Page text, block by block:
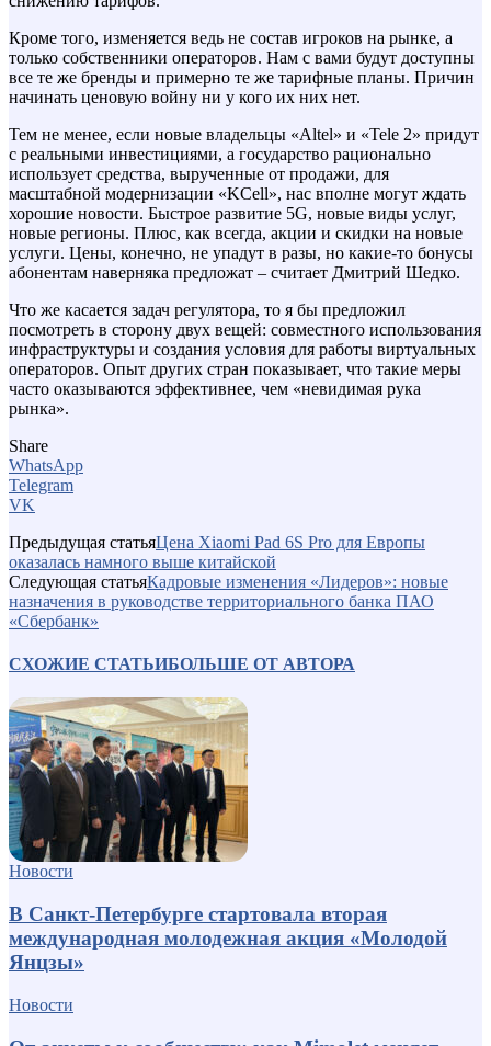
Кроме того, изменяется ведь не состав игроков на рынке, а
только собственники операторов. Нам с вами будут доступны
все те же бренды и примерно те же тарифные планы. Причин
начинать ценовую войну ни у кого их них нет.
Тем не менее, если новые владельцы «Altel» и «Tele 2» придут
с реальными инвестициями, а государство рационально
использует средства, вырученные от продажи, для
масштабной модернизации «KCell», нас вполне могут ждать
хорошие новости. Быстрое развитие 5G, новые виды услуг,
новые регионы. Плюс, как всегда, акции и скидки на новые
услуги. Цены, конечно, не упадут в разы, но какие-то бонусы
абонентам наверняка предложат – считает Дмитрий Шедко.
Что же касается задач регулятора, то я бы предложил
посмотреть в сторону двух вещей: совместного использования
инфраструктуры и создания условия для работы виртуальных
операторов. Опыт других стран показывает, что такие меры
часто оказываются эффективнее, чем «невидимая рука
рынка».
Share
WhatsApp
Telegram
VK
Предыдущая статьяЦена Xiaomi Pad 6S Pro для Европы
оказалась намного выше китайской
Следующая статьяКадровые изменения «Лидеров»: новые
назначения в руководстве территориального банка ПАО
«Сбербанк»
СХОЖИЕ СТАТЬИБОЛЬШЕ ОТ АВТОРА
Новости
В Санкт-Петербурге стартовала вторая
международная молодежная акция «Молодой
Янцзы»
Новости